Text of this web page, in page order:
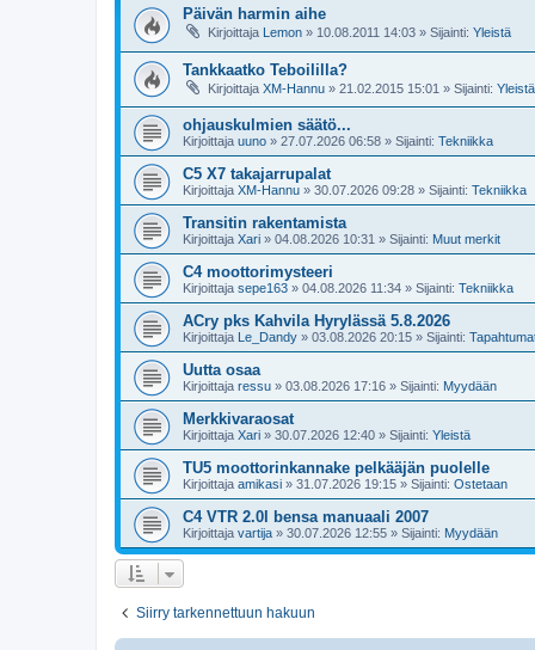
Päivän harmin aihe
Kirjoittaja Lemon » 10.08.2011 14:03 » Sijainti: Yleistä
Tankkaatko Teboililla?
Kirjoittaja XM-Hannu » 21.02.2015 15:01 » Sijainti: Yleistä
ohjauskulmien säätö...
Kirjoittaja uuno » 27.07.2026 06:58 » Sijainti: Tekniikka
C5 X7 takajarrupalat
Kirjoittaja XM-Hannu » 30.07.2026 09:28 » Sijainti: Tekniikka
Transitin rakentamista
Kirjoittaja Xari » 04.08.2026 10:31 » Sijainti: Muut merkit
C4 moottorimysteeri
Kirjoittaja sepe163 » 04.08.2026 11:34 » Sijainti: Tekniikka
ACry pks Kahvila Hyrylässä 5.8.2026
Kirjoittaja Le_Dandy » 03.08.2026 20:15 » Sijainti:
Uutta osaa
Kirjoittaja ressu » 03.08.2026 17:16 » Sijainti: Myydään
Merkkivaraosat
Kirjoittaja Xari » 30.07.2026 12:40 » Sijainti: Yleistä
TU5 moottorinkannake pelkääjän puolelle
Kirjoittaja amikasi » 31.07.2026 19:15 » Sijainti: Ostetaan
C4 VTR 2.0l bensa manuaali 2007
Kirjoittaja vartija » 30.07.2026 12:55 » Sijainti: Myydään
Siirry tarkennettuun hakuun